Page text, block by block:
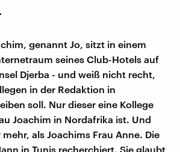
genannt Jo, sitzt in einem
seines Club-Hotels auf
Djerba - und weiß nicht recht,
in der Redaktion in
soll. Nur dieser eine Kollege
Joachim in Nordafrika ist. Und
als Joachims Frau Anne. Die
in Tunis recherchiert. Sie glaubt